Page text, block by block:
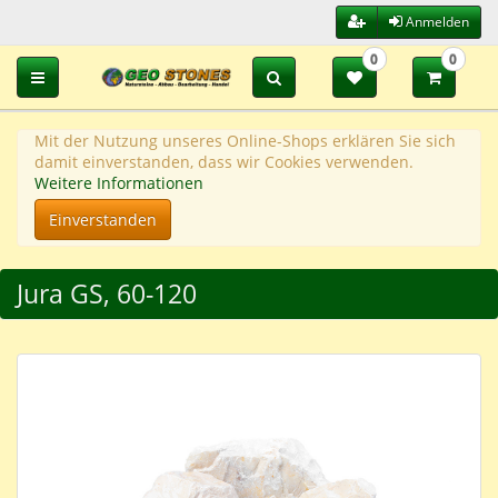
Anmelden
Toggle navigation
0 0
Mit der Nutzung unseres Online-Shops erklären Sie sich
damit einverstanden, dass wir Cookies verwenden.
Weitere Informationen
Einverstanden
Jura GS, 60-120